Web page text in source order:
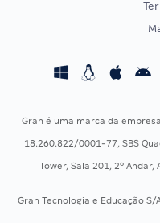
Concursos Fiscais
Concursos Saúde
Residência Multiprofissional
Gran é uma marca da empresa
18.260.822/0001-77, SBS
Tower, Sala 201, 2º Andar,
Gran Tecnologia e Educação